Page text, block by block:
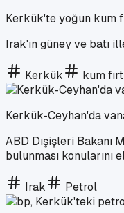
Kerkük'te yoğun kum
Irak'ın güney ve batı
Kerkük kum
Kerkük-Ceyhan'da
ABD Dışişleri Bakanı
bulunması konularını
Irak Petrol